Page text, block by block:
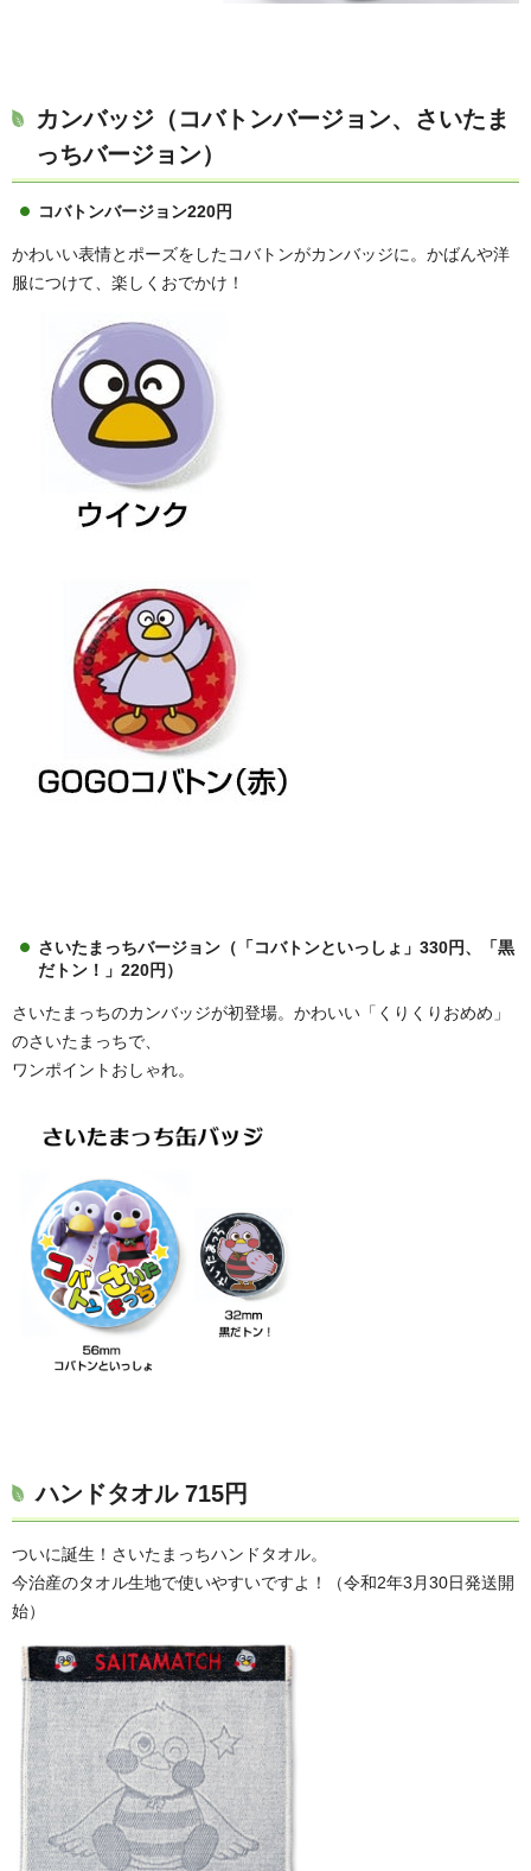
カンバッジ（コバトンバージョン、さいたま
っちバージョン）
コバトンバージョン220円
かわいい表情とポーズをしたコバトンがカンバッジに。かばんや洋
服につけて、楽しくおでかけ！
さいたまっちバージョン（「コバトンといっしょ」330円、「黒
だトン！」220円）
さいたまっちのカンバッジが初登場。かわいい「くりくりおめめ」
のさいたまっちで、
ワンポイントおしゃれ。
ハンドタオル715円
ついに誕生！さいたまっちハンドタオル。
今治産のタオル生地で使いやすいですよ！（令和2年3月30日発送開
始）